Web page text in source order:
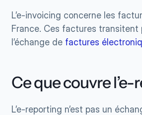
L’e-invoicing concerne les
France. Ces factures transitent
l’échange de factures
Ce que couvre
L’e-reporting n’est pas un